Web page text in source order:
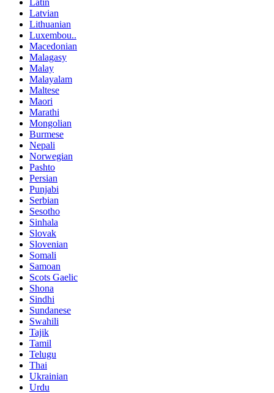
Latin
Latvian
Lithuanian
Luxembou..
Macedonian
Malagasy
Malay
Malayalam
Maltese
Maori
Marathi
Mongolian
Burmese
Nepali
Norwegian
Pashto
Persian
Punjabi
Serbian
Sesotho
Sinhala
Slovak
Slovenian
Somali
Samoan
Scots Gaelic
Shona
Sindhi
Sundanese
Swahili
Tajik
Tamil
Telugu
Thai
Ukrainian
Urdu